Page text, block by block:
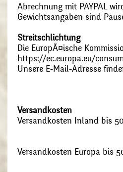
Abrechnung mit PAYPAL
Gewichtsangaben sind
Streitschlichtung
Die EuropÃ¤ische
https://ec.europa.eu/
Unsere E-Mail-Adresse
Versandkosten
Versandkosten Inland bis
Versandkosten Europa bis